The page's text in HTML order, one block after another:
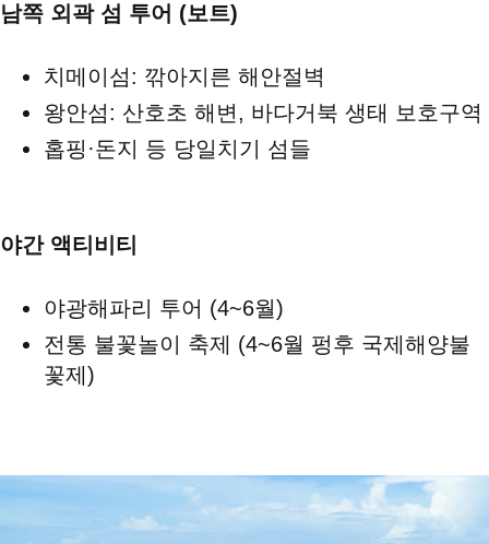
남쪽 외곽 섬 투어 (보트)
치메이섬: 깎아지른 해안절벽
왕안섬: 산호초 해변, 바다거북 생태 보호구역
홉핑·돈지 등 당일치기 섬들
야간 액티비티
야광해파리 투어 (4~6월)
전통 불꽃놀이 축제 (4~6월 펑후 국제해양불
꽃제)